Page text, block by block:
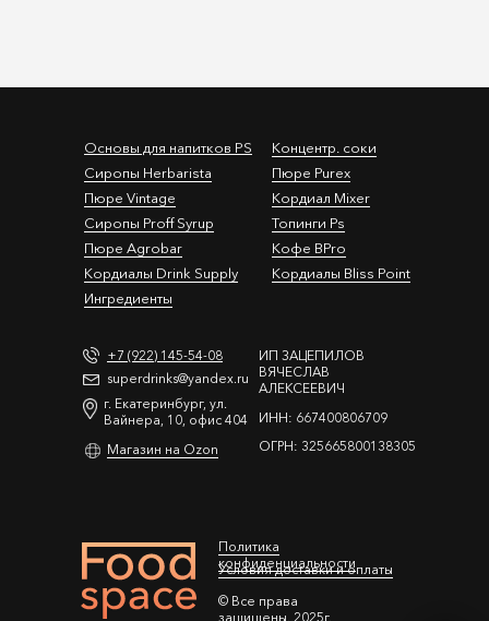
© Все права
защищены. 2025г.
ИП ЗАЦЕПИЛОВ
ВЯЧЕСЛАВ
АЛЕКСЕЕВИЧ
ИНН: 667400806709
ОГРН: 325665800138305
Основы для напитков PS
Сиропы Herbarista
Пюре Vintage
Cиропы Proff Syrup
Пюре Agrobar
Кордиалы Drink Supply
Ингредиенты
Политика
конфиденциальности
Условия доставки и оплаты
superdrinks@yandex.ru
+7 (922) 145-54-08
г. Екатеринбург, ул.
Вайнера, 10, офис 404
Магазин на Ozon
Концентр. соки
Пюре Purex
Кордиал Mixer
Топинги Ps
Кофе BPro
Кордиалы Bliss Point